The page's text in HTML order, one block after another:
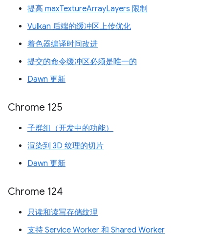
提高 maxTextureArrayLayers 限制
Vulkan 后端的缓冲区上传优化
着色器编译时间改进
提交的命令缓冲区必须是唯一的
Dawn 更新
Chrome 125
子群组（开发中的功能）
渲染到 3D 纹理的切片
Dawn 更新
Chrome 124
只读和读写存储纹理
支持 Service Worker 和 Shared Worker